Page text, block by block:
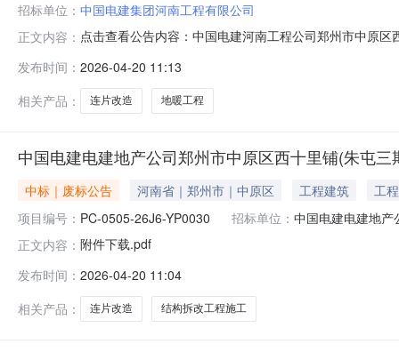
招标单位： 中国电建集团河南工程有限公司
正文内容： 点击查看公告内容：中国电建河南工程公司郑州市中原
发布时间： 2026-04-20 11:13
相关产品：
连片改造 地暖工程
中国电建电建地产公司郑州市中原区西十里铺(朱屯
中标｜废标公告 河南省｜郑州市｜中原区 工程建筑
工程
项目编号： PC-0505-26J6-YP0030 招标单位： 中国电建电建地产
正文内容： 附件下载.pdf
发布时间： 2026-04-20 11:04
相关产品：
连片改造 结构拆改工程施工